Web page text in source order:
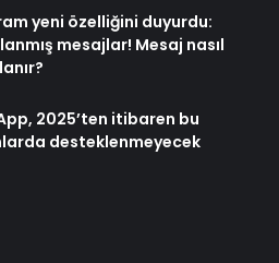
yeni özelliğini duyurdu:
mesajlar! Mesaj nasıl
2025’ten itibaren bu
desteklenmeyecek